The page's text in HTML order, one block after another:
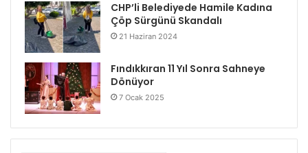
CHP’li Belediyede Hamile Kadına
Çöp Sürgünü Skandalı
21 Haziran 2024
Fındıkkıran 11 Yıl Sonra Sahneye
Dönüyor
7 Ocak 2025